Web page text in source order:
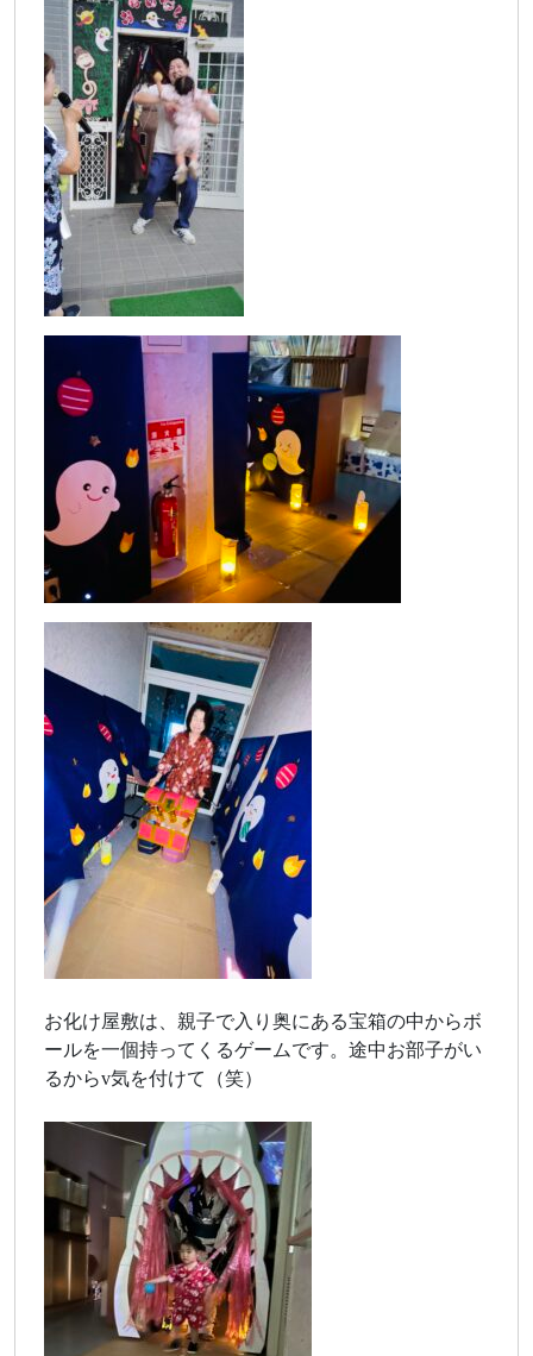
お化け屋敷は、親子で入り奥にある宝箱の中からボ
ールを一個持ってくるゲームです。途中お部子がい
るからv気を付けて（笑）